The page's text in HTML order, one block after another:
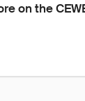
on the